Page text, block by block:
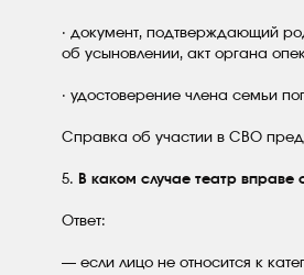
· документ, подтверждающий
об усыновлении, акт органа
· удостоверение члена семьи
Справка об участии в СВО
5. В каком случае театр вправе
Ответ:
— если лицо не относится к